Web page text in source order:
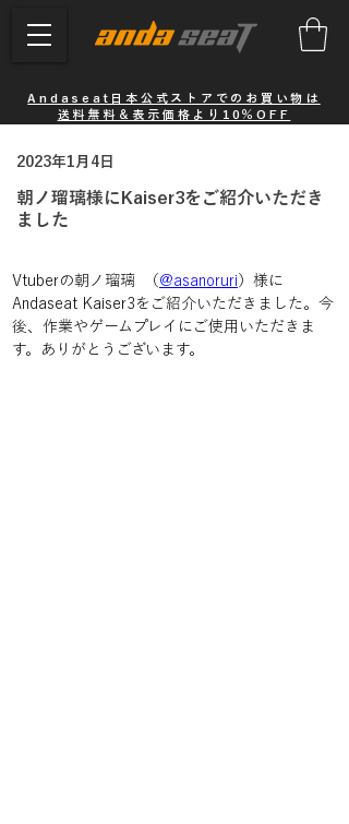
Andaseat日本公式ストアでのお買い物は
送料無料＆表示価格より10％OFF
2023年1月4日
朝ノ瑠璃様にKaiser3をご紹介いただき
ました
Vtuberの朝ノ瑠璃  （ @asanoruri ）様に
Andaseat Kaiser3をご紹介いただきました。今
後、作業やゲームプレイにご使用いただきま
す。ありがとうございます。